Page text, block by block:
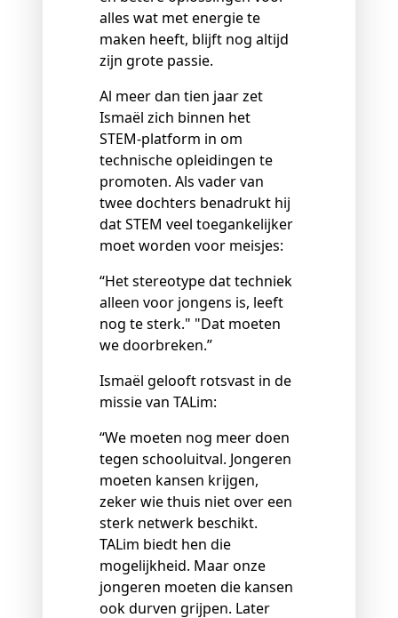
alles wat met energie te
maken heeft, blijft nog altijd
zijn grote passie.
Al meer dan tien jaar zet
Ismaël zich binnen het
STEM‑platform in om
technische opleidingen te
promoten. Als vader van
twee dochters benadrukt hij
dat STEM veel toegankelijker
moet worden voor meisjes:
“Het stereotype dat techniek
alleen voor jongens is, leeft
nog te sterk." "Dat moeten
we doorbreken.”
Ismaël gelooft rotsvast in de
missie van TALim:
“We moeten nog meer doen
tegen schooluitval. Jongeren
moeten kansen krijgen,
zeker wie thuis niet over een
sterk netwerk beschikt.
TALim biedt hen die
mogelijkheid. Maar onze
jongeren moeten die kansen
ook durven grijpen. Later